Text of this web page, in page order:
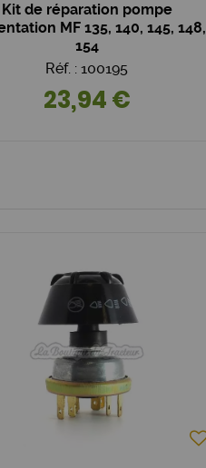
Kit de réparation pompe
MF 135, 140, 145, 148,
154
Réf. : 100195
23,94 €